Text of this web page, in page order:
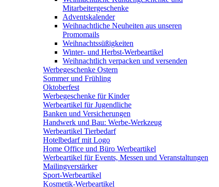
Mitarbeitergeschenke
Adventskalender
Weihnachtliche Neuheiten aus unseren
Promomails
Weihnachtssüßigkeiten
Winter- und Herbst-Werbeartikel
Weihnachtlich verpacken und versenden
Werbegeschenke Ostern
Sommer und Frühling
Oktoberfest
Werbegeschenke für Kinder
Werbeartikel für Jugendliche
Banken und Versicherungen
Handwerk und Bau: Werbe-Werkzeug
Werbeartikel Tierbedarf
Hotelbedarf mit Logo
Home Office und Büro Werbeartikel
Werbeartikel für Events, Messen und Veranstaltungen
Mailingverstärker
Sport-Werbeartikel
Kosmetik-Werbeartikel